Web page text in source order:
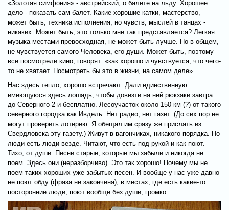
«Золотая симфония» - австрийский, о балете на льду. Хорошее
дело - показать сам балет. Какие хорошие катки, мастерство,
может быть, техника исполнения, но чувств, мыслей в танцах -
никаких. Может быть, это только мне так представляется? Легкая
музыка местами превосходная, не может быть лучше. Но в общем,
не чувствуется самого Человека, его души. Может быть, поэтому
все посмотрели кино, говорят: «как хорошо и чувствуется, что чего-
то не хватает. Посмотреть бы это в жизни, на самом деле».
Нас здесь тепло, хорошо встречают. Дали единственную
имеющуюся здесь лошадь, чтобы довезти на ней рюкзаки завтра
до Северного-2 и бесплатно. Лесоучасток около 150 км (?) от такого
северного городка как Ивдель. Нет радио, нет газет. (До сих пор не
могут проверить лотерею. Я обещал им сразу же прислать из
Свердловска эту газету.) Живут в вагончиках, никакого порядка. Но
люди есть люди везде. Читают, что есть под рукой и как поют.
Тихо, от души. Песни старые, которые мы забыли и никогда не
поем. Здесь они (неразборчиво). Это так хорошо! Почему мы не
поем таких хороших уже забытых песен. И вообще у нас уже давно
не поют обду (фраза не закончена), в местах, где есть какие-то
посторонние люди, поют вообще без души, громко.